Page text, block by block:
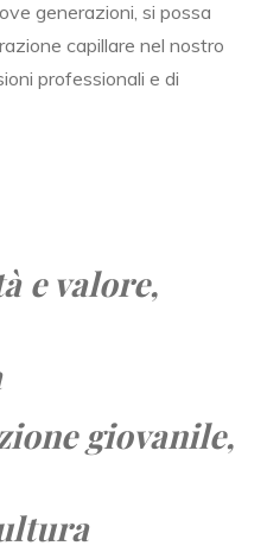
generazioni, si possa
capillare nel nostro
professionali e di
e valore,
giovanile,